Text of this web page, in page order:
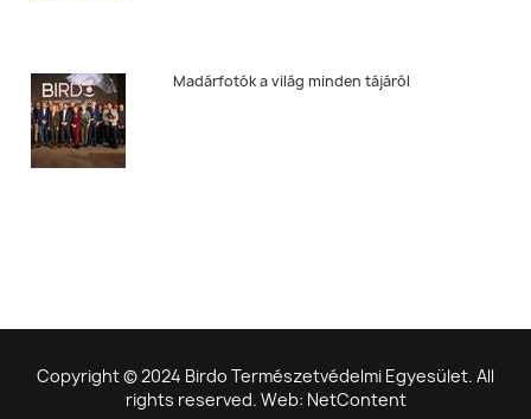
Madárfotók a világ minden tájáról
Copyright © 2024 Birdo Természetvédelmi Egyesület. All
rights reserved. Web: NetContent